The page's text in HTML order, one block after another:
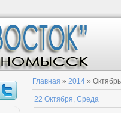
Главная » 2014 » Октябрь
22 Октября, Среда